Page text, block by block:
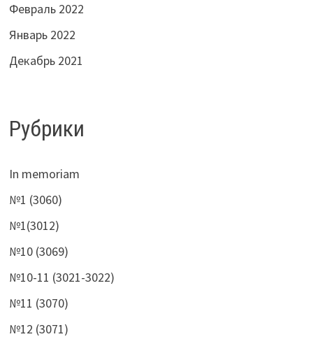
Февраль 2022
Январь 2022
Декабрь 2021
Рубрики
In memoriam
№1 (3060)
№1(3012)
№10 (3069)
№10-11 (3021-3022)
№11 (3070)
№12 (3071)